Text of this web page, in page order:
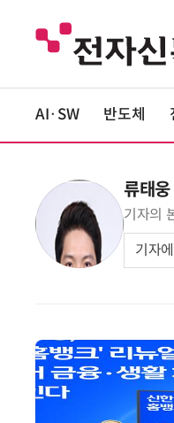
AI·SW 반도체
류태
기자의
기자